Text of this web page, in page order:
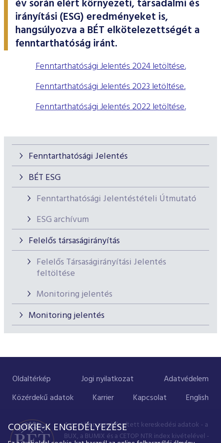
ESG Útmutató
Fenntarthatósági Jelentés
BÉT ESG
Fenntarthatósági Jelentéstételi Útmutató
ESG archívum
Felelős társaságirányítás
Felelős Társaságirányítási Jelentés
feltöltése
Monitoring jelentés
Monitoring jelentés
év során elért környezeti, társadalmi és
irányítási (ESG) eredményeket is,
hangsúlyozva a BÉT elkötelezettségét a
fenntarthatóság iránt.
Fenntarthatósági Jelentés 2024 letöltése.
Fenntarthatósági Jelentés 2023 letöltése.
Fenntarthatósági Jelentés 2022 letöltése.
Oldaltérkép Jogi nyilatkozat
Adatvédelem
Közérdekű adatok
Karrier Kapcsolat English
A portálon megjelenített kereskedési adatok - a
BUX, a BUMIX és a CETOP NTR index kivételével -
COOKIE-K ENGEDÉLYEZÉSE